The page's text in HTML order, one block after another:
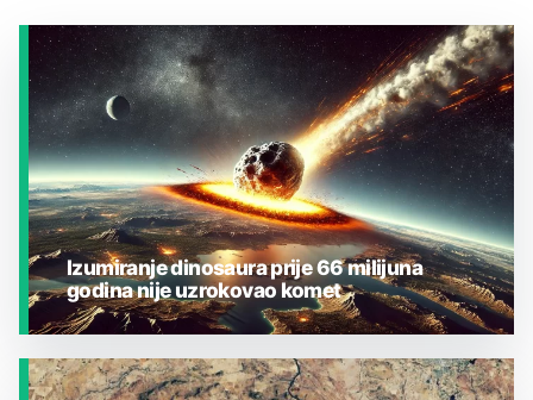
JESTE LI ZNALI?
Izumiranje dinosaura prije 66 milijuna
godina nije uzrokovao komet